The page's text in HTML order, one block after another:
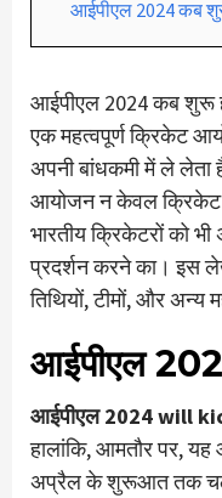
आईपीएल 2024 कब शुरू
आईपीएल 2024 कब शुरू
एक महत्वपूर्ण क्रिकेट
अपनी बांधकमी में ले लेता
आयोजन न केवल क्रिकेट
भारतीय क्रिकेटरों को
प्रदर्शन करने का। इस
तिथियों, टीमों, और अन्य
आईपीएल
आईपीएल 2024 will
हालांकि, आमतौर पर,
अप्रैल के शुरूआत तक